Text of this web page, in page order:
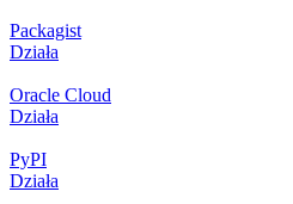
Packagist
Działa
Oracle Cloud
Działa
PyPI
Działa